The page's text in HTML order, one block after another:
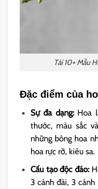
Tải 10+ Mẫu
Đặc điểm của
Sự đa dạng:Hoa
thước, màu sắc
những bông hoa
hoa rực rỡ, kiêu sa.
Cấu tạo độc đáo:
3 cánh đài, 3 cánh